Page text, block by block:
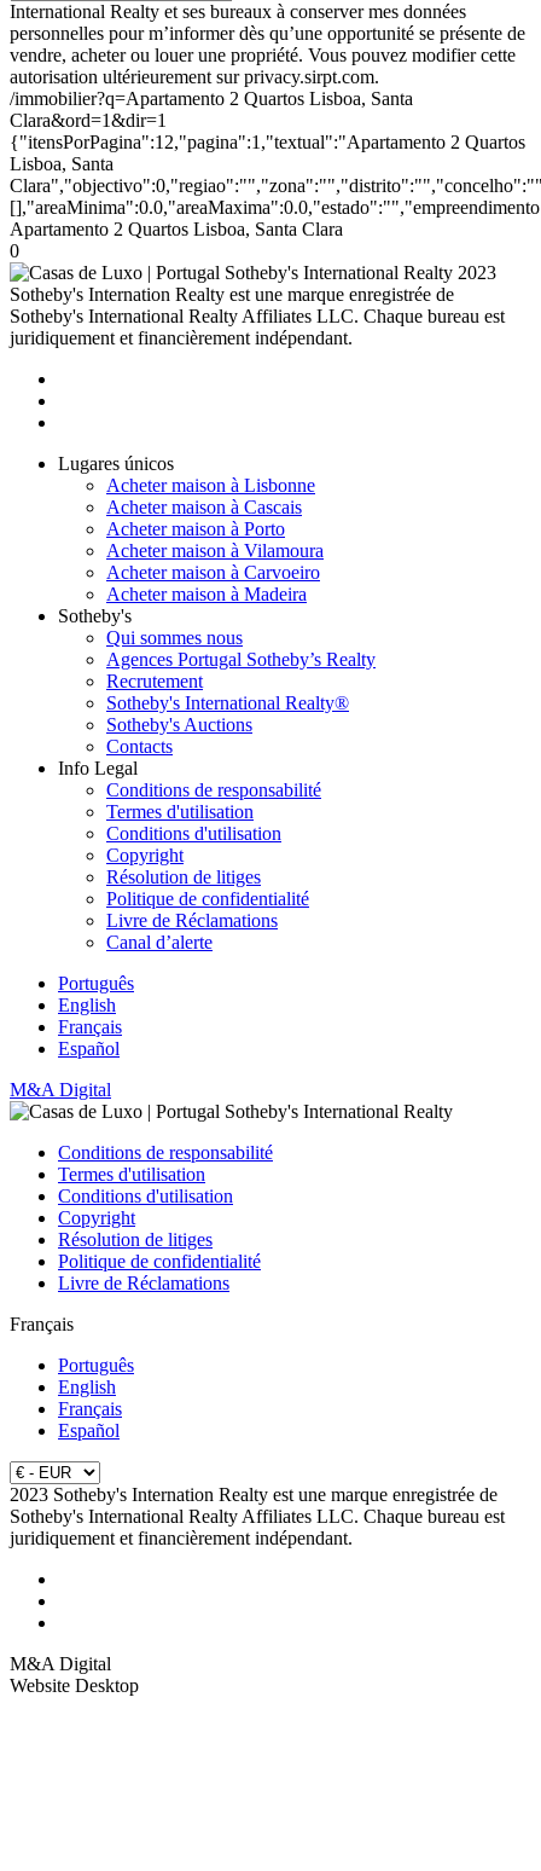
International Realty et ses bureaux à conserver mes données
personnelles pour m’informer dès qu’une opportunité se présente de
vendre, acheter ou louer une propriété. Vous pouvez modifier cette
autorisation ultérieurement sur privacy.sirpt.com.
/immobilier?q=Apartamento 2 Quartos Lisboa, Santa
Clara&ord=1&dir=1
{"itensPorPagina":12,"pagina":1,"textual":"Apartamento 2 Quartos
Lisboa, Santa
Apartamento 2 Quartos Lisboa, Santa Clara
0
2023
Sotheby's Internation Realty est une marque enregistrée de
Sotheby's International Realty Affiliates LLC. Chaque bureau est
juridiquement et financièrement indépendant.
Lugares únicos
Acheter maison à Lisbonne
Acheter maison à Cascais
Acheter maison à Porto
Acheter maison à Vilamoura
Acheter maison à Carvoeiro
Acheter maison à Madeira
Sotheby's
Qui sommes nous
Agences Portugal Sotheby’s Realty
Recrutement
Sotheby's International Realty®
Sotheby's Auctions
Contacts
Info Legal
Conditions de responsabilité
Termes d'utilisation
Conditions d'utilisation
Copyright
Résolution de litiges
Politique de confidentialité
Livre de Réclamations
Canal d’alerte
Português
English
Français
Español
M&A Digital
Conditions de responsabilité
Termes d'utilisation
Conditions d'utilisation
Copyright
Résolution de litiges
Politique de confidentialité
Livre de Réclamations
Français
Português
English
Français
Español
2023 Sotheby's Internation Realty est une marque enregistrée de
Sotheby's International Realty Affiliates LLC. Chaque bureau est
juridiquement et financièrement indépendant.
M&A Digital
Website Desktop